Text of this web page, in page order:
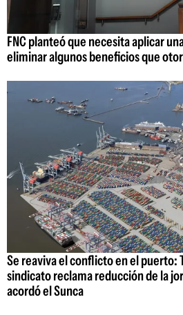
FNC planteó que necesita aplicar
eliminar algunos beneficios que
Se reaviva el conflicto en el puerto:
sindicato reclama reducción de la
acordó el Sunca